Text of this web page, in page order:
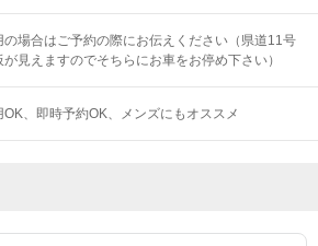
の場合はご予約の際にお伝えください（県道11号
見えますのでそちらにお車をお停め下さい）
OK 即時予約OK メンズにもオススメ